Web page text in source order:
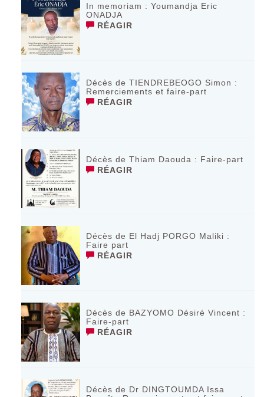
In memoriam : Youmandja Eric
ONADJA
RÉAGIR
Décès de TIENDREBEOGO Simon :
Remerciements et faire-part
RÉAGIR
Décès de Thiam Daouda : Faire-part
RÉAGIR
Décès de El Hadj PORGO Maliki :
Faire part
RÉAGIR
Décès de BAZYOMO Désiré Vincent :
Faire-part
RÉAGIR
Décès de Dr DINGTOUMDA Issa